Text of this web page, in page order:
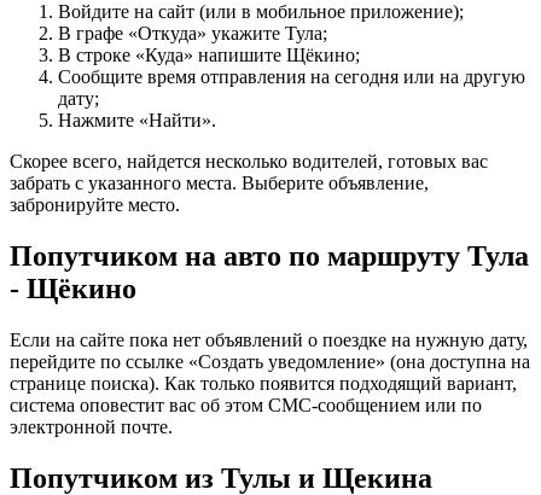
Войдите на сайт (или в мобильное приложение);
В графе «Откуда» укажите Тула;
В строке «Куда» напишите Щёкино;
Сообщите время отправления на сегодня или на другую
дату;
Нажмите «Найти».
Скорее всего, найдется несколько водителей, готовых вас
забрать с указанного места. Выберите объявление,
забронируйте место.
Попутчиком на авто по маршруту Тула
- Щёкино
Если на сайте пока нет объявлений о поездке на нужную дату,
перейдите по ссылке «Создать уведомление» (она доступна на
странице поиска). Как только появится подходящий вариант,
система оповестит вас об этом СМС-сообщением или по
электронной почте.
Попутчиком из Тулы и Щекина